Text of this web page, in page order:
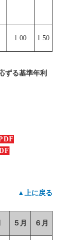
1.00 1.50
ずる基準年利
▲上に戻る
５月 ６月